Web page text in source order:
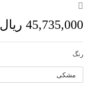
45,735,000 ریال
رنگ